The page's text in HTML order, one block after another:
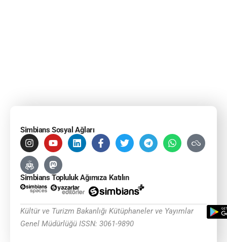
Simbians Sosyal Ağları
Simbians Topluluk Ağımıza Katılın
Kültür ve Turizm Bakanlığı Kütüphaneler ve Yayımlar
Genel Müdürlüğü ISSN: 3061-9890